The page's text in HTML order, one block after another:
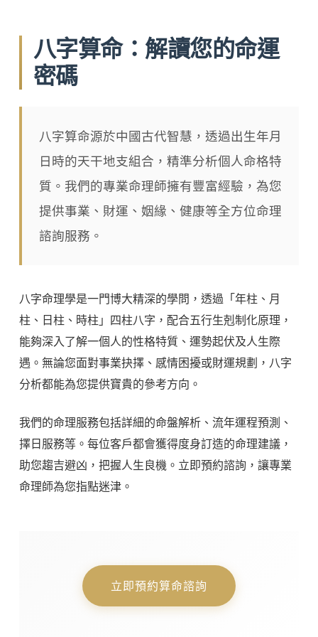
八字算命：解讀您的命運
密碼
八字算命源於中國古代智慧，透過出生年月
日時的天干地支組合，精準分析個人命格特
質。我們的專業命理師擁有豐富經驗，為您
提供事業、財運、姻緣、健康等全方位命理
諮詢服務。
八字命理學是一門博大精深的學問，透過「年柱、月
柱、日柱、時柱」四柱八字，配合五行生剋制化原理，
能夠深入了解一個人的性格特質、運勢起伏及人生際
遇。無論您面對事業抉擇、感情困擾或財運規劃，八字
分析都能為您提供寶貴的參考方向。
我們的命理服務包括詳細的命盤解析、流年運程預測、
擇日服務等。每位客戶都會獲得度身訂造的命理建議，
助您趨吉避凶，把握人生良機。立即預約諮詢，讓專業
命理師為您指點迷津。
立即預約算命諮詢